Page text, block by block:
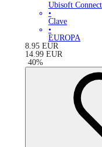
Ubisoft Connect
•
Clave
•
EUROPA
8.95 EUR
14.99 EUR
-40%